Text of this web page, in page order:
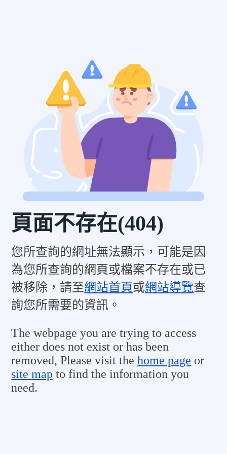
頁面不存在(404)
您所查詢的網址無法顯示，可能是因
為您所查詢的網頁或檔案不存在或已
被移除，請至網站首頁或網站導覽查
詢您所需要的資訊。
The webpage you are trying to access
either does not exist or has been
removed, Please visit thehome page or
site map to find the information you
need.